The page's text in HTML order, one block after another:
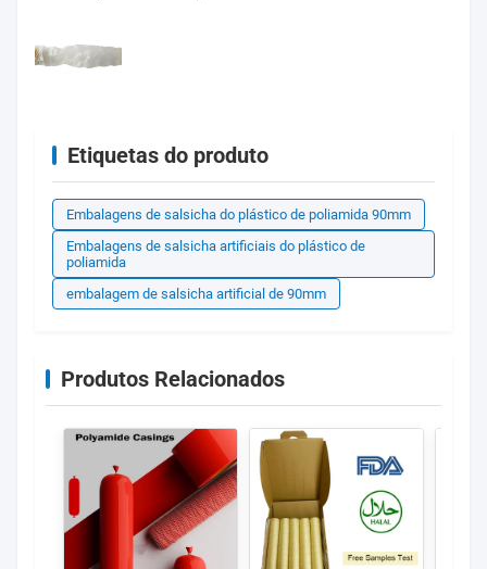
Etiquetas do produto
Embalagens de salsicha do plástico de poliamida 90mm
Embalagens de salsicha artificiais do plástico de
poliamida
embalagem de salsicha artificial de 90mm
Produtos Relacionados